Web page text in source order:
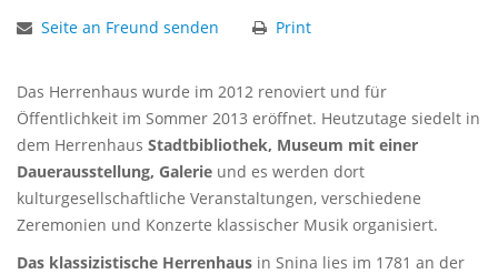
Seite an Freund senden Print
Das Herrenhaus wurde im 2012 renoviert und für
Öffentlichkeit im Sommer 2013 eröffnet. Heutzutage siedelt in
dem Herrenhaus Stadtbibliothek, Museum mit einer
Dauerausstellung, Galerie und es werden dort
kulturgesellschaftliche Veranstaltungen, verschiedene
Zeremonien und Konzerte klassischer Musik organisiert.
Das klassizistische Herrenhaus in Snina lies im 1781 an der